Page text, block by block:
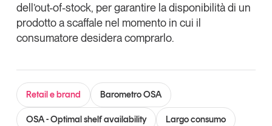
dell’out-of-stock, per garantire la disponibilità di un
prodotto a scaffale nel momento in cui il
consumatore desidera comprarlo.
Retail e brand Barometro OSA
OSA - Optimal shelf availability Largo consumo